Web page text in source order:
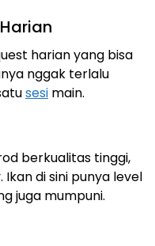
harian yang bisa
nggak terlalu
sesi main.
berkualitas tinggi,
di sini punya level
juga mumpuni.